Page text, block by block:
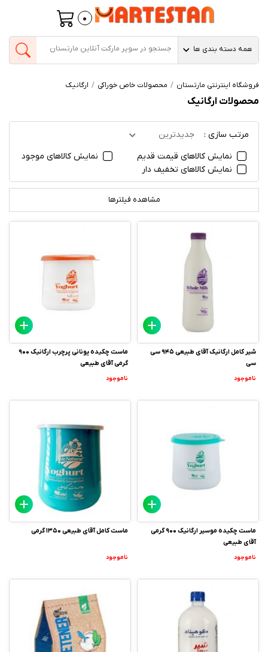
0
همه دسته بندی ها
فروشگاه اینترنتی مارتستان محصولات خاص خوراکی ارگانیک
محصولات ارگانیک
مرتب سازی :
جدیدترین
نمایش کالاهای قیمت قدیم
نمایش کالاهای موجود
نمایش کالاهای تخفیف دار
مشاهده فیلترها
شیر کامل ارگانیک آقای طبیعی 945 سی
سی
ناموجود
ماست چکیده یونانی پرچرب ارگانیک 900
گرمی آقای طبیعی
ناموجود
ماست چکیده موسیر ارگانیک 900 گرمی
آقای طبیعی
ناموجود
ماست کامل آقای طبیعی 1350 گرمی
ناموجود